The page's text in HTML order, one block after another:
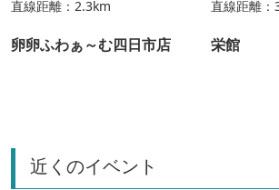
直線距離：2.3km
卵卵ふわぁ～む四日市店
直線距離：
栄館
近くのイベント